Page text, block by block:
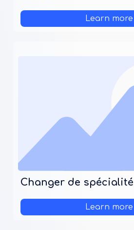
Learn more
Changer de spécialité
Learn more